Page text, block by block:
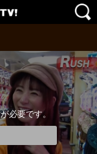
必要です。